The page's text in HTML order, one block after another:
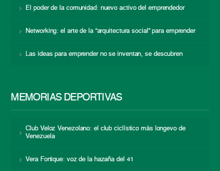
El poder de la comunidad: nuevo activo del emprendedor
Networking: el arte de la “arquitectura social” para emprender
Las ideas para emprender no se inventan, se descubren
MEMORIAS DEPORTIVAS
Club Veloz Venezolano: el club ciclístico más longevo de
Venezuela
Vera Fortique: voz de la hazaña del 41